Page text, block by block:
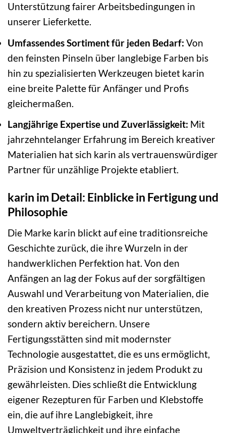
Unterstützung fairer Arbeitsbedingungen in
unserer Lieferkette.
Umfassendes Sortiment für jeden Bedarf: Von
den feinsten Pinseln über langlebige Farben bis
hin zu spezialisierten Werkzeugen bietet karin
eine breite Palette für Anfänger und Profis
gleichermaßen.
Langjährige Expertise und Zuverlässigkeit: Mit
jahrzehntelanger Erfahrung im Bereich kreativer
Materialien hat sich karin als vertrauenswürdiger
Partner für unzählige Projekte etabliert.
karin im Detail: Einblicke in Fertigung und
Philosophie
Die Marke karin blickt auf eine traditionsreiche
Geschichte zurück, die ihre Wurzeln in der
handwerklichen Perfektion hat. Von den
Anfängen an lag der Fokus auf der sorgfältigen
Auswahl und Verarbeitung von Materialien, die
den kreativen Prozess nicht nur unterstützen,
sondern aktiv bereichern. Unsere
Fertigungsstätten sind mit modernster
Technologie ausgestattet, die es uns ermöglicht,
Präzision und Konsistenz in jedem Produkt zu
gewährleisten. Dies schließt die Entwicklung
eigener Rezepturen für Farben und Klebstoffe
ein, die auf ihre Langlebigkeit, ihre
Umweltverträglichkeit und ihre einfache